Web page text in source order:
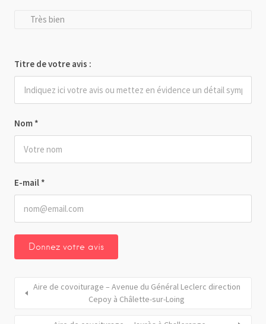
Nom *
E-mail *
Très bien
Titre de votre avis :
Aire de covoiturage – Avenue du Général Leclerc direction
Cepoy à Châlette-sur-Loing